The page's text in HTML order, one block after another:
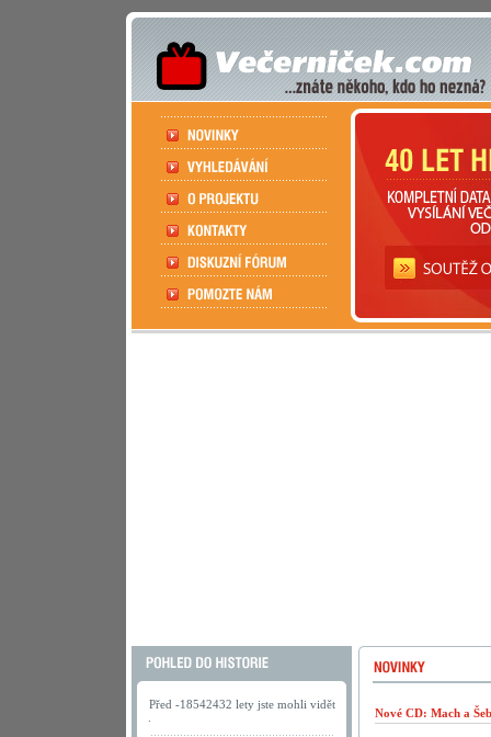
Před -18542432 lety jste mohli vidět
Nové CD: Mach a